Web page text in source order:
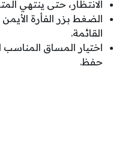
الانتظار، حتى ينتهي
الضغط بزر الفأرة
القائمة.
اختيار المساق
حفظ.